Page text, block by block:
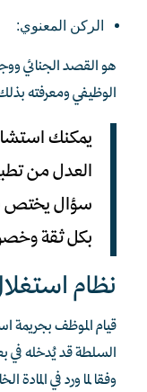
الركن المعنوي:
هو القصد الجنائي
الوظيفي ومعرفته
يمكنك
العدل من
سؤال يختص
بكل ثقة
نظام
قيام الموظف بجريمة
السلطة قد يُدخله في
وفقا لما ورد في